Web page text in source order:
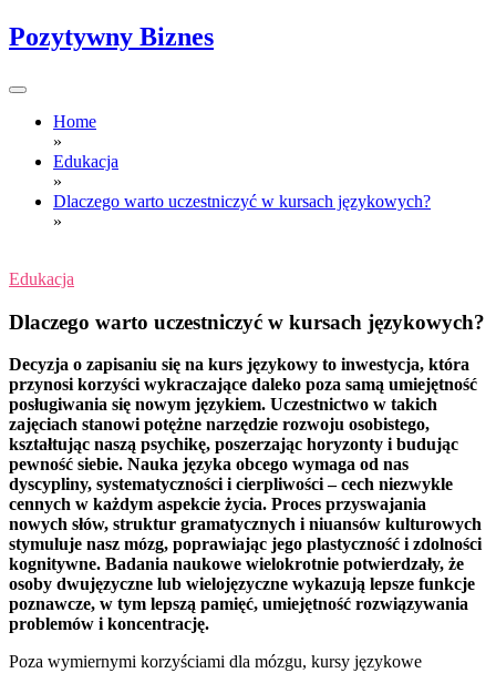
Skip
to
Pozytywny Biznes
Home
»
Edukacja
»
Dlaczego warto uczestniczyć w kursach językowych?
»
Edukacja
Dlaczego warto uczestniczyć w kursach językowych?
Decyzja o zapisaniu się na kurs językowy to inwestycja, która
przynosi korzyści wykraczające daleko poza samą umiejętność
posługiwania się nowym językiem. Uczestnictwo w takich
zajęciach stanowi potężne narzędzie rozwoju osobistego,
kształtując naszą psychikę, poszerzając horyzonty i budując
pewność siebie. Nauka języka obcego wymaga od nas
dyscypliny, systematyczności i cierpliwości – cech niezwykle
cennych w każdym aspekcie życia. Proces przyswajania
nowych słów, struktur gramatycznych i niuansów kulturowych
stymuluje nasz mózg, poprawiając jego plastyczność i zdolności
kognitywne. Badania naukowe wielokrotnie potwierdzały, że
osoby dwujęzyczne lub wielojęzyczne wykazują lepsze funkcje
poznawcze, w tym lepszą pamięć, umiejętność rozwiązywania
problemów i koncentrację.
Poza wymiernymi korzyściami dla mózgu, kursy językowe